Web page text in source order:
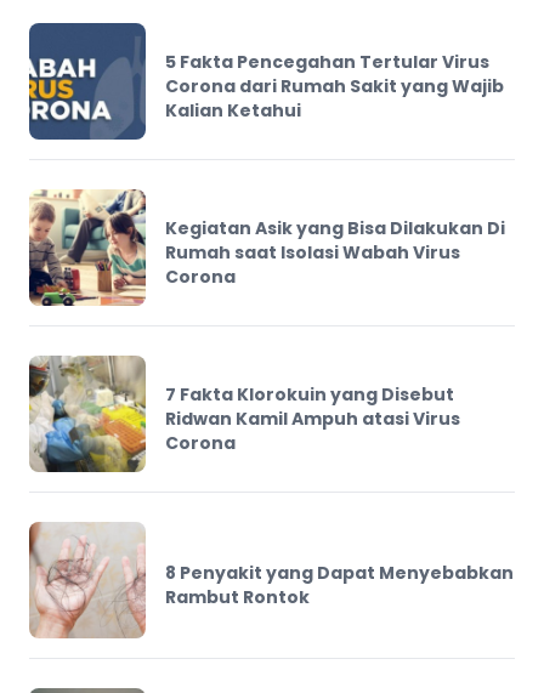
5 Fakta Pencegahan Tertular Virus
Corona dari Rumah Sakit yang Wajib
Kalian Ketahui
Kegiatan Asik yang Bisa Dilakukan Di
Rumah saat Isolasi Wabah Virus
Corona
7 Fakta Klorokuin yang Disebut
Ridwan Kamil Ampuh atasi Virus
Corona
8 Penyakit yang Dapat Menyebabkan
Rambut Rontok